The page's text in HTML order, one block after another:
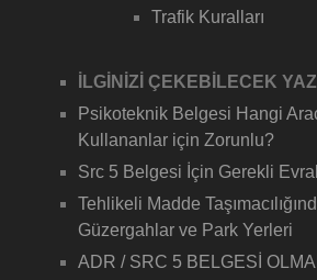
Trafik Kuralları
İLGİNİZİ ÇEKEBİLECEK
Psikoteknik Belgesi Hangi
Kullananlar için Zorunlu?
Src 5 Belgesi İçin Gerekli
Tehlikeli Madde
Güzergahlar ve Park Yerleri
ADR / SRC 5 BELGESİ